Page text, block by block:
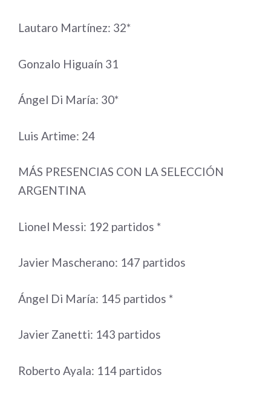
Lautaro Martínez: 32*
Gonzalo Higuaín 31
Ángel Di María: 30*
Luis Artime: 24
MÁS PRESENCIAS CON LA SELECCIÓN
ARGENTINA
Lionel Messi: 192 partidos *
Javier Mascherano: 147 partidos
Ángel Di María: 145 partidos *
Javier Zanetti: 143 partidos
Roberto Ayala: 114 partidos